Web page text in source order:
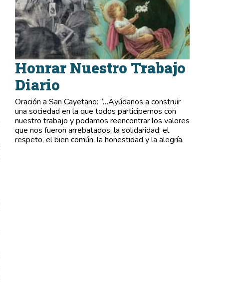
Honrar Nuestro Trabajo
Diario
Oración a San Cayetano: “…Ayúdanos a construir
una sociedad en la que todos participemos con
nuestro trabajo y podamos reencontrar los valores
que nos fueron arrebatados: la solidaridad, el
respeto, el bien común, la honestidad y la alegría.